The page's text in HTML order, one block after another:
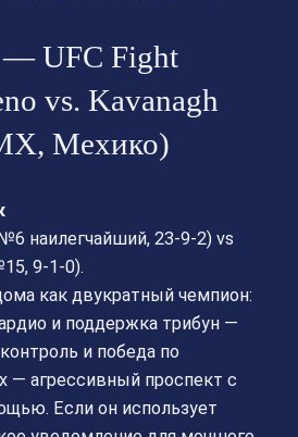
— UFC Fight
vs. Kavanagh
Мехико)
наилегчайший, 23-9-2) vs
9-1-0).
как двукратный чемпион:
и поддержка трибун —
и победа по
— агрессивный проспект с
Если он использует